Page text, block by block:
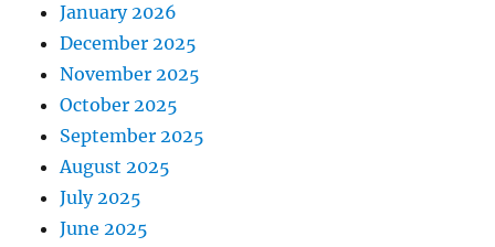
January 2026
December 2025
November 2025
October 2025
September 2025
August 2025
July 2025
June 2025